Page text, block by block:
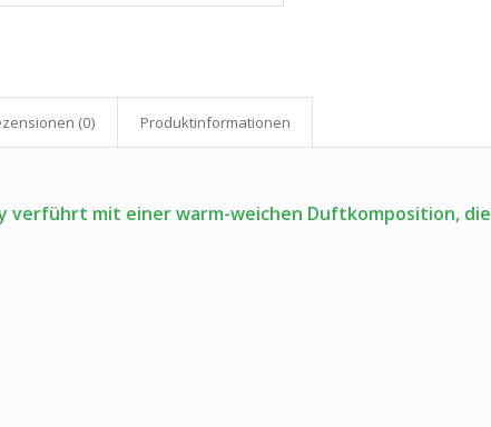
(0) Produkt­informationen
verführt mit einer warm-weichen Duftkomposition,